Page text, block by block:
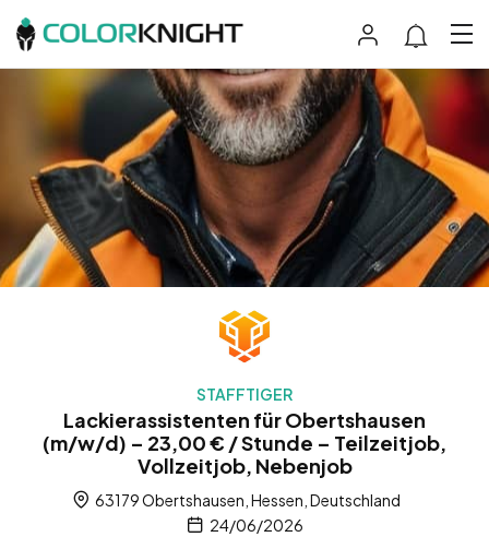
STAFFTIGER
Lackierassistenten für Obertshausen
(m/w/d) – 23,00 € / Stunde – Teilzeitjob,
Vollzeitjob, Nebenjob
63179 Obertshausen, Hessen, Deutschland
24/06/2026